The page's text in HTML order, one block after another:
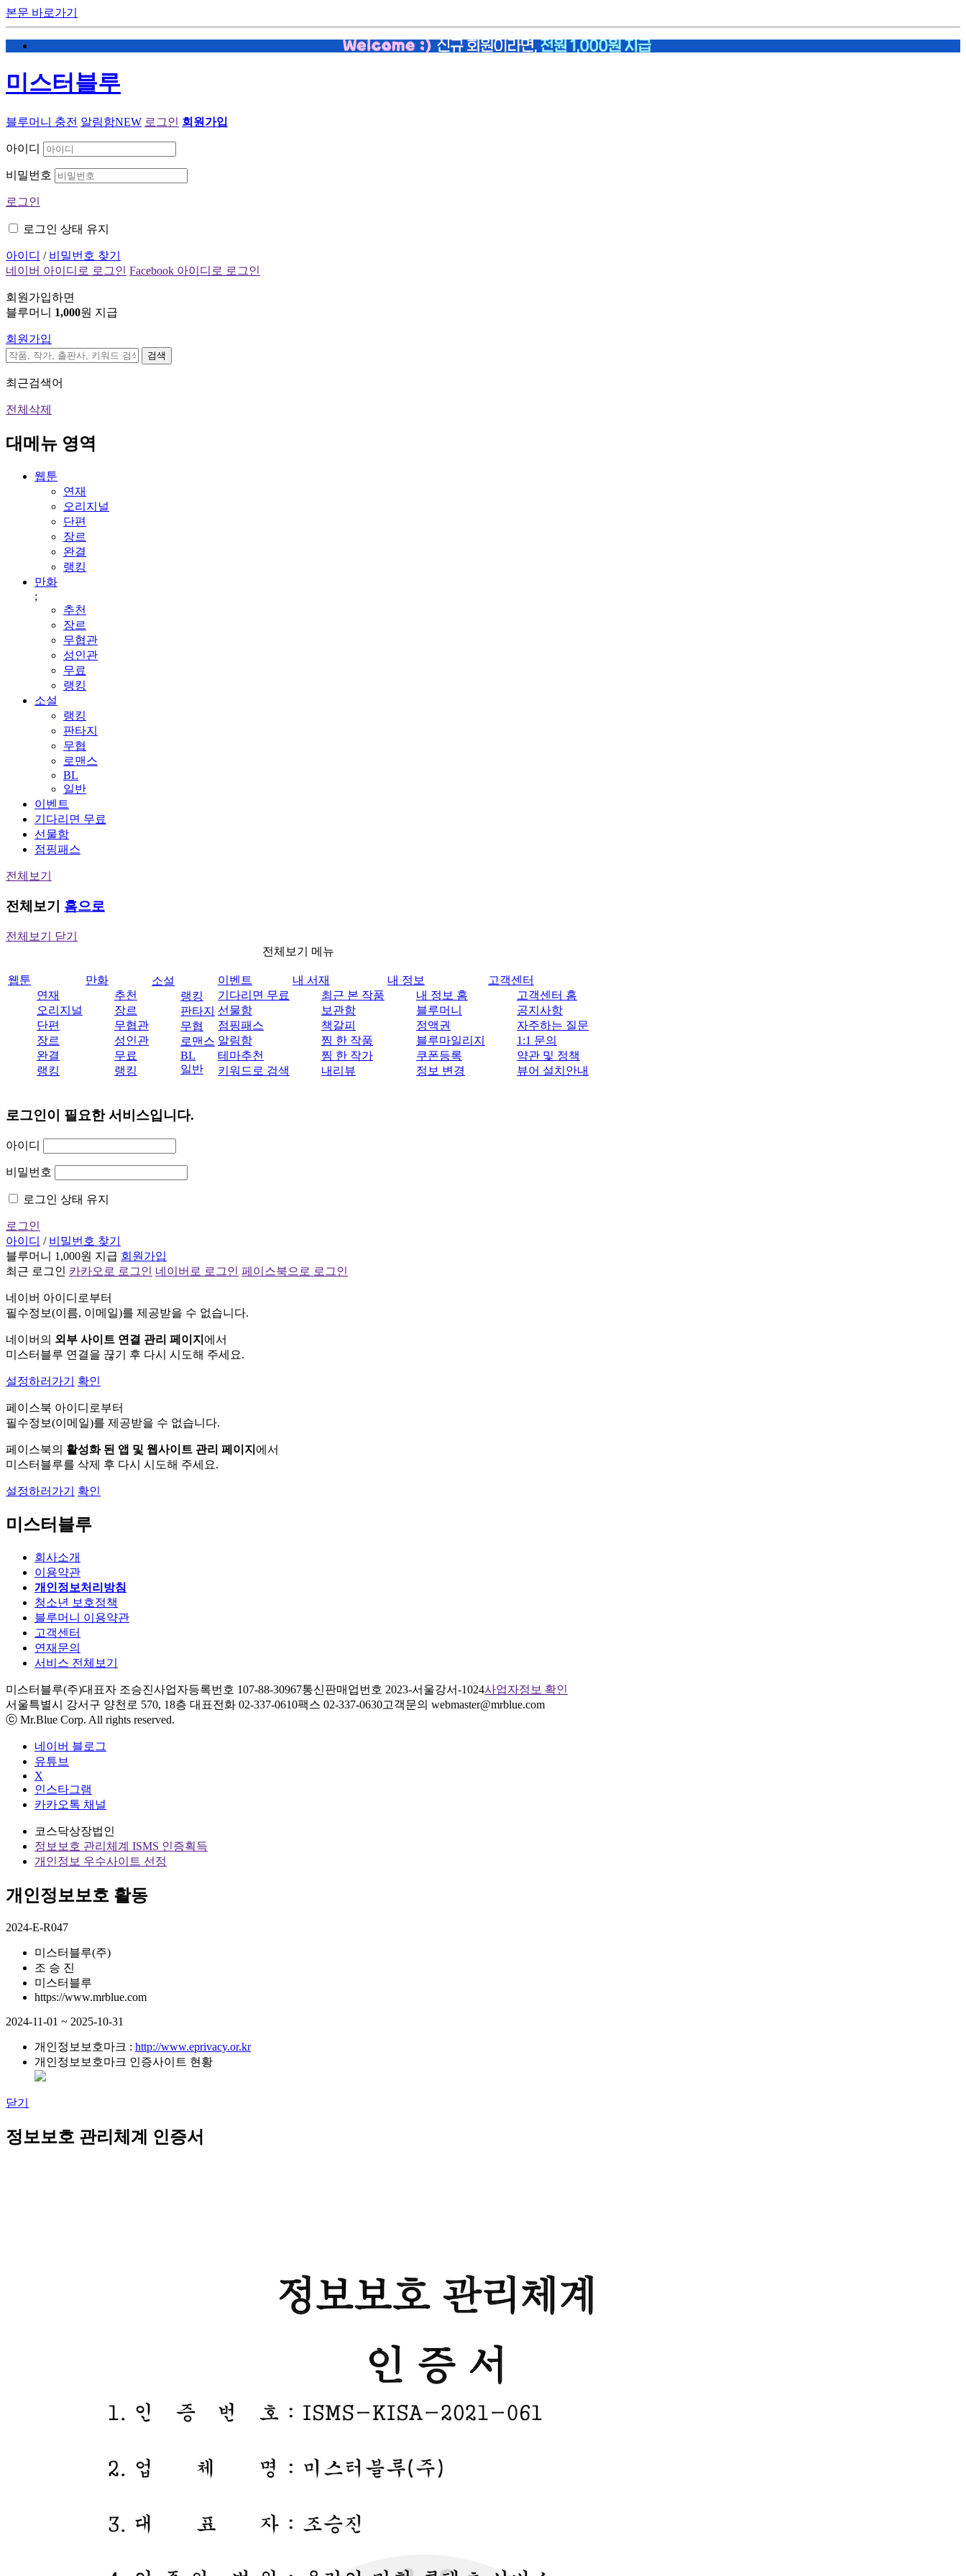
본문 바로가기
미스터블루
블루머니 충전 알림함NEW 로그인 회원가입
아이디
비밀번호
로그인
로그인 상태 유지
아이디 / 비밀번호 찾기
네이버 아이디로 로그인 Facebook 아이디로 로그인
회원가입하면
블루머니 1,000원 지급
회원가입
검색
최근검색어
전체삭제
대메뉴 영역
웹툰
연재
오리지널
단편
장르
완결
랭킹
만화
;
추천
장르
무협관
성인관
무료
랭킹
소설
랭킹
판타지
무협
로맨스
BL
일반
이벤트
기다리면 무료
선물함
점핑패스
전체보기
전체보기 홈으로
전체보기 닫기
전체보기 메뉴
웹툰
연재
오리지널
단편
장르
완결
랭킹
만화
추천
장르
무협관
성인관
무료
랭킹
소설
랭킹
판타지
무협
로맨스
BL
일반
이벤트
기다리면 무료
선물함
점핑패스
알림함
테마추천
키워드로 검색
내 서재
최근 본 작품
보관함
책갈피
찜 한 작품
찜 한 작가
내리뷰
내 정보
내 정보 홈
블루머니
정액권
블루마일리지
쿠폰등록
정보 변경
고객센터
고객센터 홈
공지사항
자주하는 질문
1:1 문의
약관 및 정책
뷰어 설치안내
로그인이 필요한 서비스입니다.
아이디
비밀번호
로그인 상태 유지
로그인
아이디 / 비밀번호 찾기
블루머니 1,000원 지급 회원가입
최근 로그인 카카오로 로그인 네이버로 로그인 페이스북으로 로그인
네이버 아이디로부터
필수정보(이름, 이메일)를 제공받을 수 없습니다.
네이버의 외부 사이트 연결 관리 페이지 에서
미스터블루 연결을 끊기 후 다시 시도해 주세요.
설정하러가기 확인
페이스북 아이디로부터
필수정보(이메일)를 제공받을 수 없습니다.
페이스북의 활성화 된 앱 및 웹사이트 관리 페이지 에서
미스터블루를 삭제 후 다시 시도해 주세요.
설정하러가기 확인
미스터블루
회사소개
이용약관
개인정보처리방침
청소년 보호정책
블루머니 이용약관
고객센터
연재문의
서비스 전체보기
미스터블루(주)대표자 조승진사업자등록번호 107-88-30967통신판매업번호 2023-서울강서-1024사업자정보 확인
서울특별시 강서구 양천로 570, 18층 대표전화 02-337-0610팩스 02-337-0630고객문의 webmaster@mrblue.com
ⓒ Mr.Blue Corp. All rights reserved.
네이버 블로그
유튜브
X
인스타그램
카카오톡 채널
코스닥상장법인
정보보호 관리체계 ISMS 인증획득
개인정보 우수사이트 선정
개인정보보호 활동
2024-E-R047
미스터블루(주)
조 승 진
미스터블루
https://www.mrblue.com
2024-11-01 ~ 2025-10-31
개인정보보호마크 : http://www.eprivacy.or.kr
개인정보보호마크 인증사이트 현황
닫기
정보보호 관리체계 인증서